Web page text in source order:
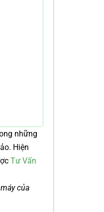
những
Hiện
Tư Vấn
của